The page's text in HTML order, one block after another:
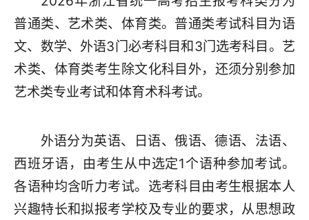
普通类、艺术类、体育类。普通类考试科目为语
文、数学、外语3门必考科目和3门选考科目。艺
术类、体育类考生除文化科目外，还须分别参加
艺术类专业考试和体育术科考试。
外语分为英语、日语、俄语、德语、法语、
西班牙语，由考生从中选定1个语种参加考试。
各语种均含听力考试。选考科目由考生根据本人
兴趣特长和拟报考学校及专业的要求，从思想政